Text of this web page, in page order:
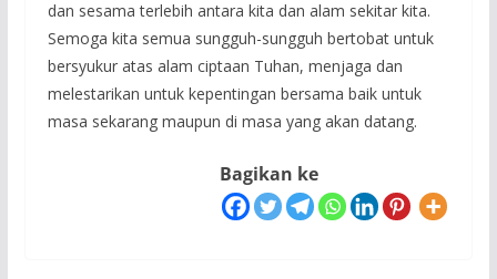
dan sesama terlebih antara kita dan alam sekitar kita.
Semoga kita semua sungguh-sungguh bertobat untuk
bersyukur atas alam ciptaan Tuhan, menjaga dan
melestarikan untuk kepentingan bersama baik untuk
masa sekarang maupun di masa yang akan datang.
Bagikan ke